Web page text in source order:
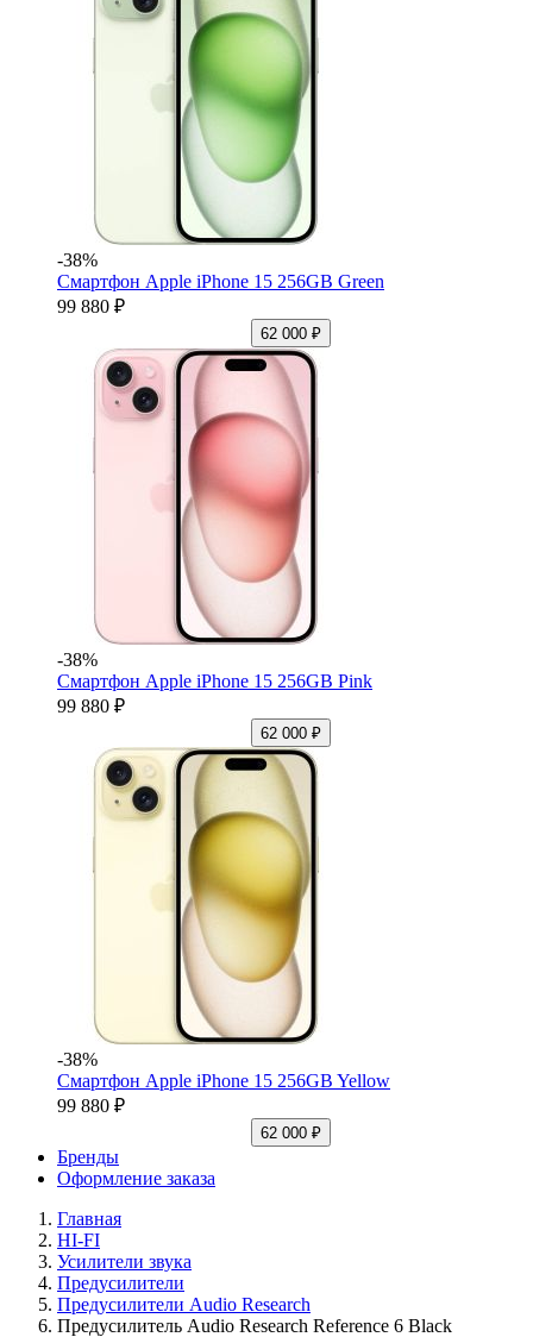
-38%
Смартфон Apple iPhone 15 256GB Green
99 880 ₽
62 000 ₽
-38%
Смартфон Apple iPhone 15 256GB Pink
99 880 ₽
62 000 ₽
-38%
Смартфон Apple iPhone 15 256GB Yellow
99 880 ₽
62 000 ₽
Бренды
Оформление заказа
Главная
HI-FI
Усилители звука
Предусилители
Предусилители Audio Research
Предусилитель Audio Research Reference 6 Black